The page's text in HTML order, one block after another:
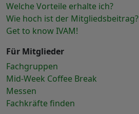
Welche Vorteile erhalte ich?
Wie hoch ist der Mitgliedsbeitrag?
Get to know IVAM!
Für Mitglieder
Fachgruppen
Mid-Week Coffee Break
Messen
Fachkräfte finden